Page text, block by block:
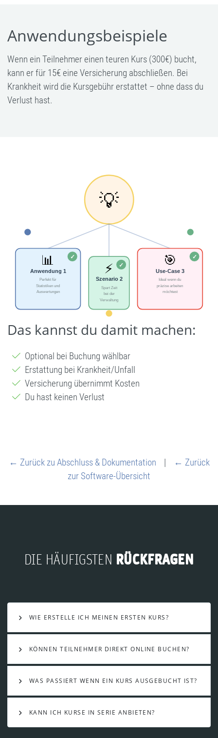
Anwendungsbeispiele
Wenn ein Teilnehmer einen teuren Kurs (300€) bucht,
kann er für 15€ eine Versicherung abschließen. Bei
Krankheit wird die Kursgebühr erstattet – ohne dass du
Verlust hast.
Das kannst du damit machen:
Optional bei Buchung wählbar
Erstattung bei Krankheit/Unfall
Versicherung übernimmt Kosten
Du hast keinen Verlust
← Zurück zu Abschluss & Dokumentation |
← Zurück
zur Software-Übersicht
DIE HÄUFIGSTEN RÜCKFRAGEN
WIE ERSTELLE ICH MEINEN ERSTEN KURS?
KÖNNEN TEILNEHMER DIREKT ONLINE BUCHEN?
WAS PASSIERT WENN EIN KURS AUSGEBUCHT IST?
KANN ICH KURSE IN SERIE ANBIETEN?